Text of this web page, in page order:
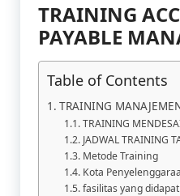
TRAINING
PAYABLE
Table of Contents
TRAINING
TRAINING
JADWAL TRAINING
Metode Training
Kota
fasilitas yang